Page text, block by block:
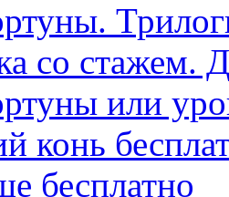
со стажем.
или
конь
бесплатно